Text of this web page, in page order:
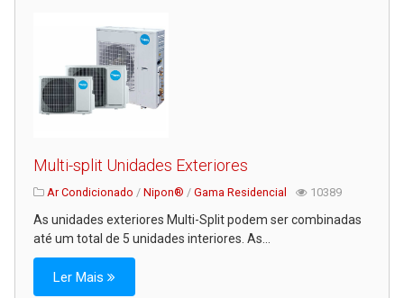
Centro de Formação
Gabinete de Engenharia
Armazém e Logística
Multi-split Unidades Exteriores
Ar Condicionado / Nipon® / Gama Residencial 10389
As unidades exteriores Multi-Split podem ser combinadas
até um total de 5 unidades interiores. As...
Ler Mais